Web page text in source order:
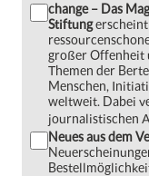
change – Das
Stiftung
großer Offenheit
Themen der
Menschen,
weltweit. Dabei
journalistischen
Neues aus dem